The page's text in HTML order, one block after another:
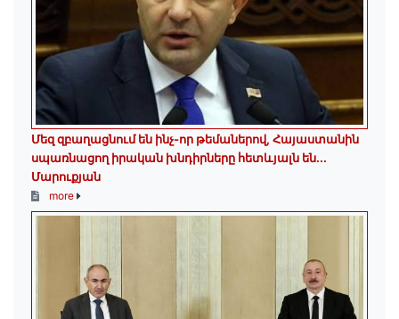
Մեզ զբաղացնում են ինչ-որ թեմաներով, Հայաստանին
սպառնացող իրական խնդիրները հետևյալն են․․․
Մարուքյան
more